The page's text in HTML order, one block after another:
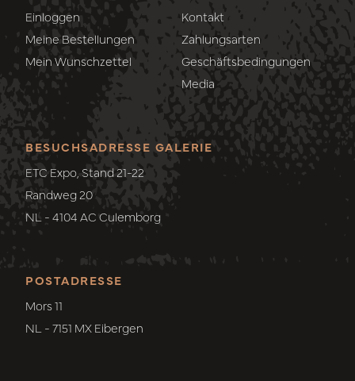
Einloggen
Meine Bestellungen
Mein Wunschzettel
Kontakt
Zahlungsarten
Geschäftsbedingungen
Media
POSTADRESSE
Mors 11
NL - 7151 MX Eibergen
BESUCHSADRESSE GALERIE
ETC Expo, Stand 21-22
Randweg 20
NL - 4104 AC Culemborg